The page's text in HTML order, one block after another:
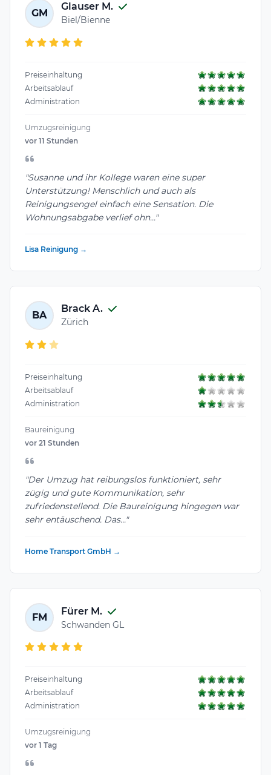
GM
Glauser M.
Biel/Bienne
Preiseinhaltung
Arbeitsablauf
Administration
Umzugsreinigung
vor 11 Stunden
"Susanne und ihr Kollege waren eine super
Unterstützung! Menschlich und auch als
Reinigungsengel einfach eine Sensation. Die
Wohnungsabgabe verlief ohn..."
Lisa Reinigung →
BA
Brack A.
Zürich
Preiseinhaltung
Arbeitsablauf
Administration
Baureinigung
vor 21 Stunden
"Der Umzug hat reibungslos funktioniert, sehr
zügig und gute Kommunikation, sehr
zufriedenstellend. Die Baureinigung hingegen war
sehr entäuschend. Das..."
Home Transport GmbH →
FM
Fürer M.
Schwanden GL
Preiseinhaltung
Arbeitsablauf
Administration
Umzugsreinigung
vor 1 Tag